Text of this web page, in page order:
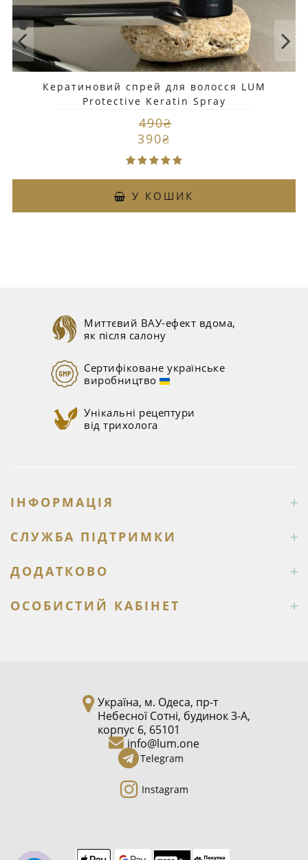
Кератиновий спрей для волосся LUM
Protective Keratin Spray
490₴
390₴
У КОШИК
Миттєвий ВАУ-ефект вдома,
як після салону
Сертифіковане українське
виробництво
Унікальні рецептури
від трихолога
ІНФОРМАЦІЯ
СЛУЖБА ПІДТРИМКИ
ДОДАТКОВО
ОСОБИСТИЙ КАБІНЕТ
Україна, м. Одеса, пр-т
Небесної Сотні, будинок 3-А,
корпус 6, 65101
info@lum.one
Telegram
Instagram